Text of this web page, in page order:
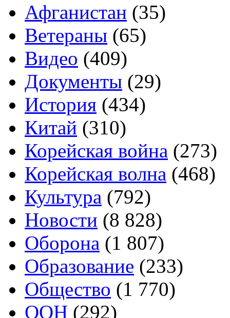
Афганистан (35)
Ветераны (65)
Видео (409)
Документы (29)
История (434)
Китай (310)
Корейская война (273)
Корейская волна (468)
Культура (792)
Новости (8 828)
Оборона (1 807)
Образование (233)
Общество (1 770)
ООН (292)